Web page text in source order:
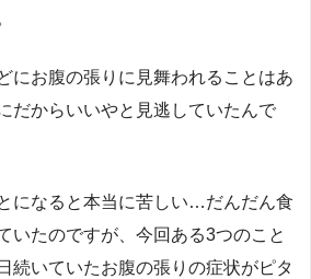
にお腹の張りに見舞われることはあ
だからいいやと見逃していたんで
になると本当に苦しい…だんだん食
いたのですが、今回ある3つのこと
続いていたお腹の張りの症状がピタ